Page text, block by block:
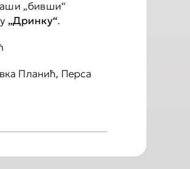
„бивши“
„Дринку“.
Планић, Перса